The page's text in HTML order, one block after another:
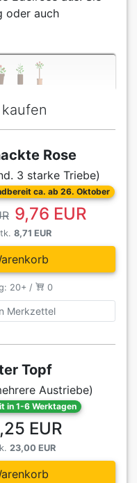
oder auch
Rose
3 starke Triebe)
ca. ab 26. Oktober
9,76 EUR
8,71 EUR
20+ / 0
Merkzettel
Topf
Austriebe)
in 1-6 Werktagen
EUR
23,00 EUR